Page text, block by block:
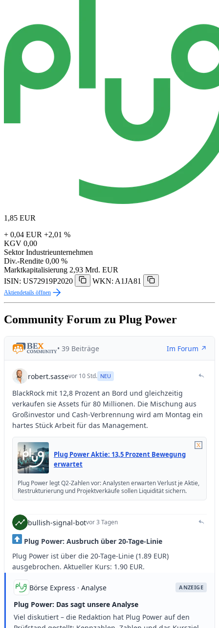
1,85 EUR
+ 0,04 EUR +2,01 %
KGV 0,00
Sektor Industrieunternehmen
Div.-Rendite 0,00 %
Marktkapitalisierung 2,93 Mrd. EUR
ISIN: US72919P2020
WKN: A1JA81
Aktiendetails öffnen
Community Forum zu Plug Power